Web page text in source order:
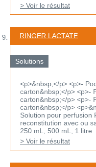
> Voir le résultat
RINGER LACTATE
Solutions
<p>&nbsp;</p> <p>-
carton&nbsp;</p> <p>-
carton&nbsp;</p> <p>-
carton&nbsp;</p>
Solution pour perfusion
reconstitution avec ou
250 mL, 500 mL, 1 litre
> Voir le résultat